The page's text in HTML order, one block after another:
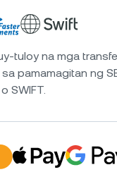
tuloy na mga
sa pamamagitan ng
SWIFT.